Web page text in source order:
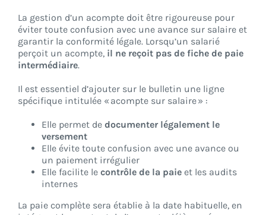
La gestion d’un acompte doit être rigoureuse pour
éviter toute confusion avec une avance sur salaire et
garantir la conformité légale. Lorsqu’un salarié
perçoit un acompte, il ne reçoit pas de fiche de paie
intermédiaire.
Il est essentiel d’ajouter sur le bulletin une ligne
spécifique intitulée « acompte sur salaire » :
Elle permet de documenter légalement le
versement
Elle évite toute confusion avec une avance ou
un paiement irrégulier
Elle facilite le contrôle de la paie et les audits
internes
La paie complète sera établie à la date habituelle, en